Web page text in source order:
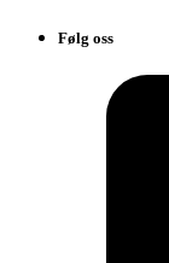
Følg oss